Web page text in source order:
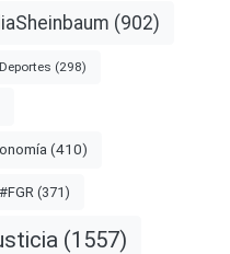
(902)
(298)
(410)
#FGR (371)
(1557)